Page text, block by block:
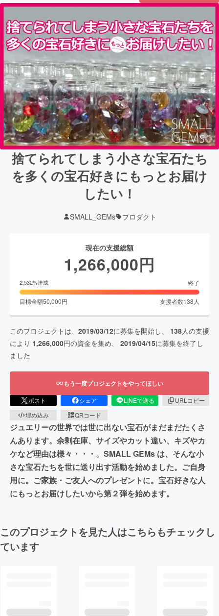
捨てられてしまう小さな宝石たち
を多くの宝石好きにもっとお届け
したい！
SMALL_GEMs プロダクト
現在の支援総額
1,266,000円
2,532%達成 終了
目標金額50,000円 支援者数138 人
このプロジェクトは、 2019/03/12に募集を開始し、 138人の支援
により 1,266,000円の資金を集め、 2019/04/15に募集を終了し
ました
もう一度プロジェクトをやってほしい
ポスト シェア LINEで送る
URLコピー
埋め込み
QRコード
ジュエリーの世界では世に出ない宝石がまだまだたくさ
んあります。余剰在庫、サイズやカット違い、キズやカ
ケなど理由は様々・・・。SMALL GEMs は、そんな小
さな宝石たちを世に送り出す活動を始めました。ご自身
用に。ご家族・ご友人へのプレゼントに。宝石好きな人
にもっとお届けしたいから第２弾を始めます。
このプロジェクトを見た人はこちらもチェックし
ています